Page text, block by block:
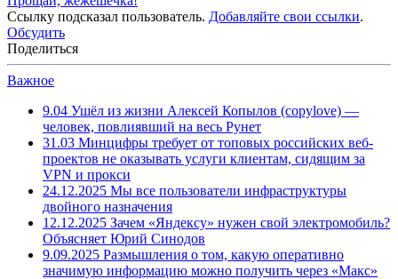
Ссылку подсказал пользователь. Добавляйте свои ссылки.
Обсудить
Поделиться
Важное
9.04 Ушёл из жизни Алексей Копылов (copylove) —
человек, повлиявший на весь Рунет
31.03 Минцифры требует от топовых российских веб-
проектов не оказывать услуги клиентам, сидящим за
VPN и прокси
24.12.2025 Мы все пользователи инфраструктуры
двойного назначения
12.12.2025 Зачем «Яндексу» нужен свой электромобиль?
Объясняет Юрий Синодов
9.09.2025 Размышления о том, какую оперативно
значимую информацию можно получить через «Макс»